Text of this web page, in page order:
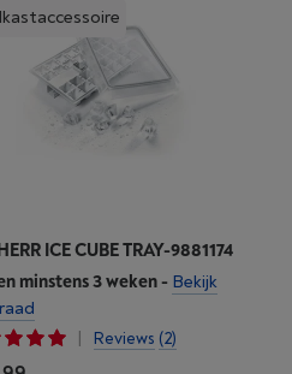
ICE CUBE TRAY-9881174
minstens 3 weken- Bekijk
|
Reviews (2)